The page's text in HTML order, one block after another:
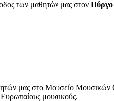
των μαθητών μας στον Πύργο
μας στο Μουσείο
Ευρωπαίους μουσικούς.